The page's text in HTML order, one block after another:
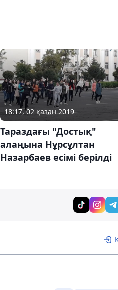
18:17, 02 қазан 2019
Тараздағы "Достық"
алаңына Нұрсұлтан
Назарбаев есімі берілді